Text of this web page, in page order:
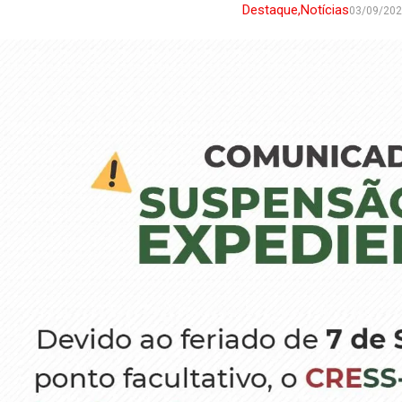
Destaque,Notícias03/09/